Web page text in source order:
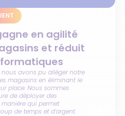
en agilité
et réduit
nous avons pu alléger notre
magasins en éliminant le
place. Nous sommes
de déployer des
qui permet
de temps et d’argent.